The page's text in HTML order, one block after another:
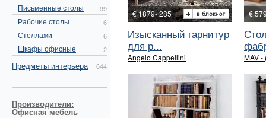
Письменные столы 99
Рабочие столы 6
Стеллажи 6
Шкафы офисные 2
Предметы интерьера 644
Производители:
Офисная мебель
€ 1879- 285
Изысканный гарнитур
для р...
Angelo Cappellini
€
MAV -